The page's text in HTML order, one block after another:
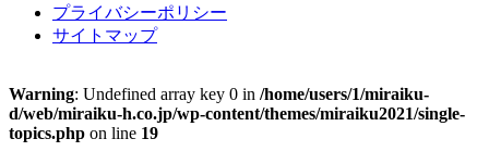
プライバシーポリシー
サイトマップ
Warning: Undefined array key 0 in /home/users/1/miraiku-
d/web/miraiku-h.co.jp/wp-content/themes/miraiku2021/single-
topics.php on line 19